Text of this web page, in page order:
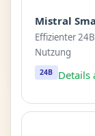
Mistral
Effizienter
Nutzung
24B Details